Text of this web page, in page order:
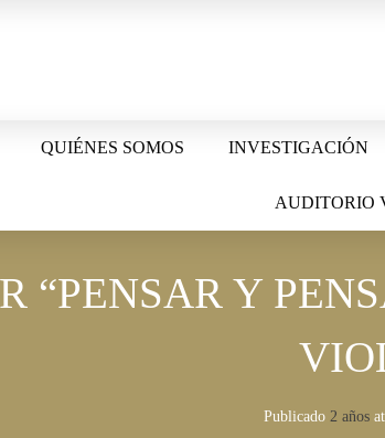
QUIÉNES SOMOS INVESTIGACIÓN
AUDITORIO
“PENSAR Y
Publicado 2 años